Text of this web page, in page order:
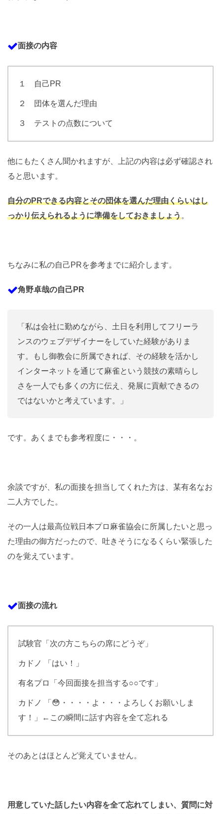
面接の内容
１ 自己PR
２ 団体を選んだ理由
３ テストの点数について
他にもたくさん聞かれますが、上記の内容は必ず確認され
ると思います。
自分のPRできる内容とその団体を選んだ理由くらいはし
っかり伝えられるように準備をしておきましょう。
ちなみに私の自己PRを参考までに紹介します。
角野卓哉の自己PR
「私は会社に勤めながら、土日を利用してフリーラ
ンスのウェブデザイナーをしていた経験がありま
す。もし御教会に所属できれば、その経験を活かし
インターネットを通じて麻雀という競技の素晴らし
さを一人でも多くの方に伝え、発展に貢献できるの
ではないかと考えています。」
です。あくまでも参考程度に・・・。
余談ですが、私の面接を担当してくれた方は、某有名なお
二人方でした。
その一人は最高位戦日本プロ麻雀協会に所属したいと思っ
た理由の御方だったので、吐きそうになるくらい緊張した
のを覚えています。
面接の流れ
試験官「次の方こちらの席にどうぞ」
カドノ 「はい！」
有名プロ「今回面接を担当する○○です」
カドノ 「😳・・・・よ・・・よろしくお願いしま
す！」←この瞬間に話す内容を全て忘れる
そのあとはほとんど覚えていません。
用意していた話したい内容を全て忘れてしまい、質問に対